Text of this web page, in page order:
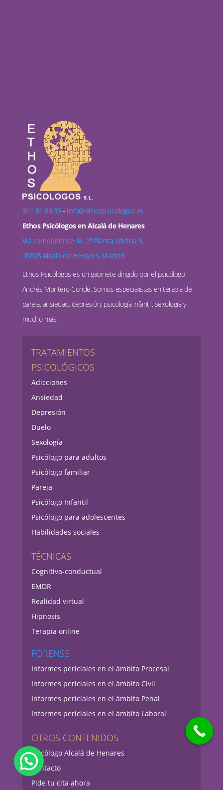
911 81 80 39- info@ethospsicologos.es
Ethos Psicólogos en Alcalá de Henares
Vía complutense 44, 2ª Planta, oficina 5,
28805 Alcalá de Henares, Madrid
Ethos Psicólogos es un gabinete dirigido por el psicólogo
Andrés Montero Conde. Somos especialistas en terapia de
pareja, ansiedad, depresión, psicología infantil, sexología y
mucho más.
TRATAMIENTOS
PSICOLÓGICOS
Adicciones
Ansiedad
Depresión
Duelo
Sexología
Psicólogo para adultos
Psicólogo familiar
Pareja
Psicólogo Infantil
Psicólogo para adolescentes
Habilidades sociales
TÉCNICAS
Cognitiva-conductual
EMDR
Realidad virtual
Hipnosis
Terapia online
FORENSE
Informes periciales en el ámbito Procesal
Informes periciales en el ámbito Civil
Informes periciales en el ámbito Penal
Informes periciales en el ámbito Laboral
OTROS CONTENIDOS
Psicólogo Alcalá de Henares
Contacto
Pide tu cita ahora